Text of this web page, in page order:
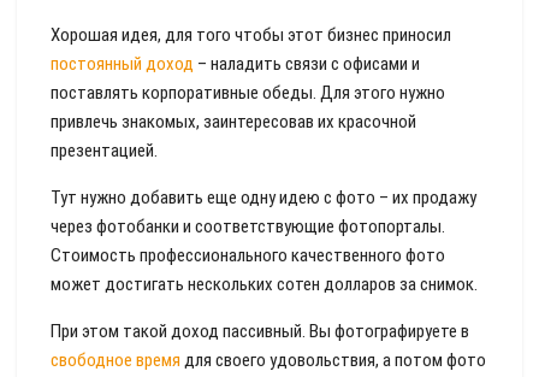
Хорошая идея, для того чтобы этот бизнес приносил
постоянный доход – наладить связи с офисами и
поставлять корпоративные обеды. Для этого нужно
привлечь знакомых, заинтересовав их красочной
презентацией.
Тут нужно добавить еще одну идею с фото – их продажу
через фотобанки и соответствующие фотопорталы.
Стоимость профессионального качественного фото
может достигать нескольких сотен долларов за снимок.
При этом такой доход пассивный. Вы фотографируете в
свободное время для своего удовольствия, а потом фото